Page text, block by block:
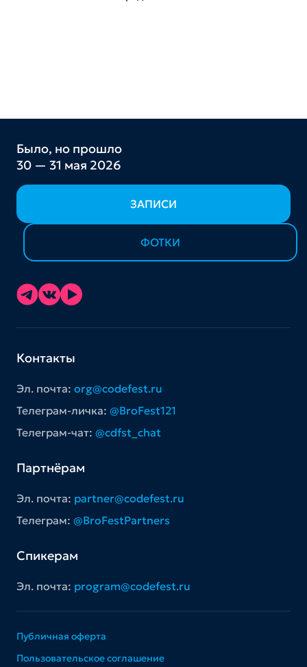
Было, но прошло
30 — 31 мая 2026
ЗАПИСИ
ФОТКИ
Контакты
Эл. почта: org@codefest.ru
Телеграм-личка: @BroFest121
Телеграм-чат: @cdfst_chat
Партнёрам
Эл. почта: partner@codefest.ru
Телеграм: @BroFestPartners
Спикерам
Эл. почта: program@codefest.ru
Публичная оферта
Пользовательское соглашение